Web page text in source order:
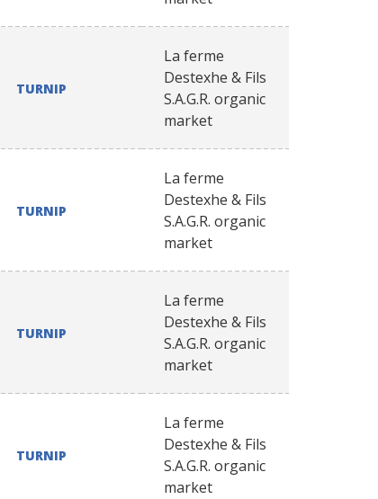
TURNIP
La ferme
Destexhe & Fils
S.A.G.R. organic
market
TURNIP
La ferme
Destexhe & Fils
S.A.G.R. organic
market
TURNIP
La ferme
Destexhe & Fils
S.A.G.R. organic
market
TURNIP
La ferme
Destexhe & Fils
S.A.G.R. organic
market